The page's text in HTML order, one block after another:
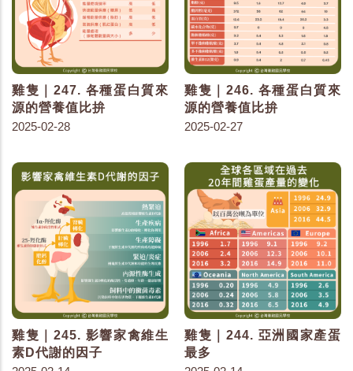
雞隻｜247. 各種蛋白質來
源的營養值比拚
2025-02-28
雞隻｜246. 各種蛋白質來
源的營養值比拚
2025-02-27
雞隻｜245. 影響家禽維生
素D代謝的因子
雞隻｜244. 亞洲國家產蛋
最多